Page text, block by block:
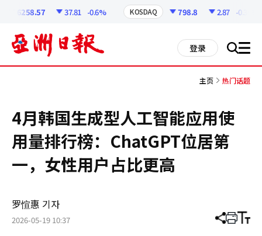
6258.57 37.81 -0.6% KOSDAQ 798.8 2.87 -0.36%
登录 搜 all
主页 热门话题
4月韩国生成型人工智能应用使
用量排行榜：ChatGPT位居第
一，女性用户占比更高
罗愃惠 기자
2026-05-19 10:37 分 打 调